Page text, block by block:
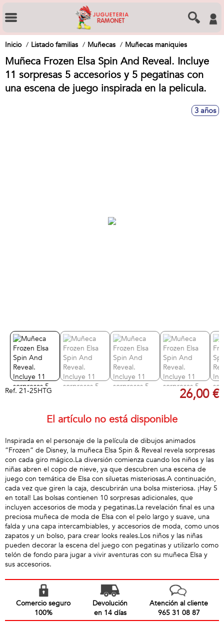
Inicio Listado familias Muñecas Muñecas maniquies
Muñeca Frozen Elsa Spin And Reveal. Incluye
11 sorpresas 5 accesorios y 5 pegatinas con
una escena de juego inspirada en la pelicula.
3 años
Ref. 21-25HTG 26,00 €
El artículo no está disponible
Inspirada en el personaje de la película de dibujos animados
“Frozen” de Disney, la muñeca Elsa Spin & Reveal revela sorpresas
con cada giro mágico.La diversión comienza cuando los niños y las
niñas abren el copo de nieve, ya que descubren una escena de
juego con temática de Elsa con siluetas misteriosas.A continuación,
cada vez que giren la caja, descubrirán una bolsa misteriosa. ¡Hay 5
en total! Las bolsas contienen 10 sorpresas adicionales, que
incluyen accesorios de moda y pegatinas.La revelación final es una
preciosa muñeca de moda de Elsa con el pelo largo y suave, una
falda y una capa intercambiables, y accesorios de moda, como unos
zapatos y un bolso, para crear looks reales.Los niños y las niñas
pueden decorar la escena del juego con pegatinas y utilizarlo como
telón de fondo para jugar a vivir aventuras con su muñeca Elsa y
sus accesorios.
Comercio seguro
100%
Devolución
en 14 días
Atención al cliente
965 31 08 87